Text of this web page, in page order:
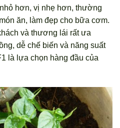
hơn, vị nhẹ hơn, thường
ăn, làm đẹp cho bữa cơm.
và thương lái rất ưa
dễ chế biến và năng suất
là lựa chọn hàng đầu của